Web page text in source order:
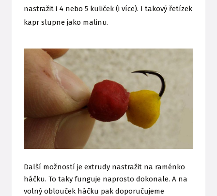
nastražit i 4 nebo 5 kuliček (i více). I takový řetízek
kapr slupne jako malinu.
Další možností je extrudy nastražit na raménko
háčku. To taky funguje naprosto dokonale. A na
volný oblouček háčku pak doporučujeme